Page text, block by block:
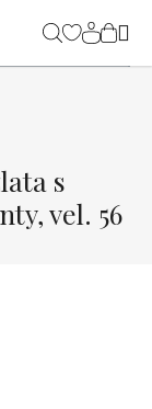
s
vel. 56